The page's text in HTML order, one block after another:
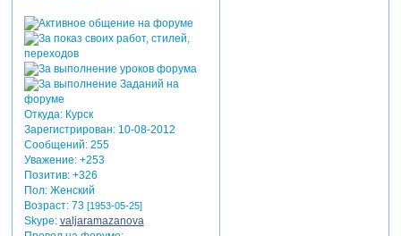
Откуда:Курск
Зарегистрирован: 10-08-2012
Сообщений:255
Уважение: +253
Позитив: +326
Пол:Женский
Возраст:73 [1953-05-25]
Skype: valjaramazanova